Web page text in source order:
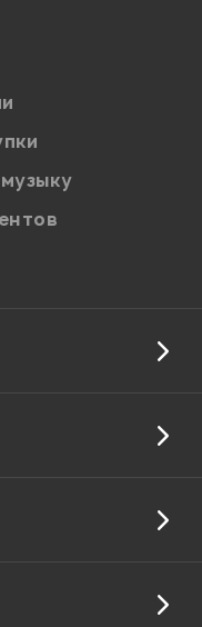
данных в
обработки